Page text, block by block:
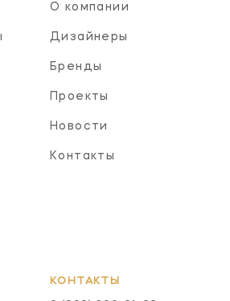
О компании
Дизайнеры
Бренды
Проекты
Новости
Контакты
КОНТАКТЫ